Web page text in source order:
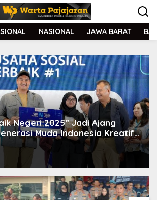
NASIONAL JAWA BARAT
Negeri 2025” Jadi Ajang
Muda Indonesia Kreatif